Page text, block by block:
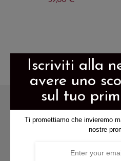
varianti.
possono
Iscriviti alla
avere uno
sul tuo
Ti promettiamo che invieremo
nostre